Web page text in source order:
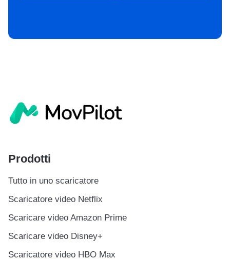
Prodotti
Tutto in uno scaricatore
Scaricatore video Netflix
Scaricare video Amazon Prime
Scaricare video Disney+
Scaricatore video HBO Max